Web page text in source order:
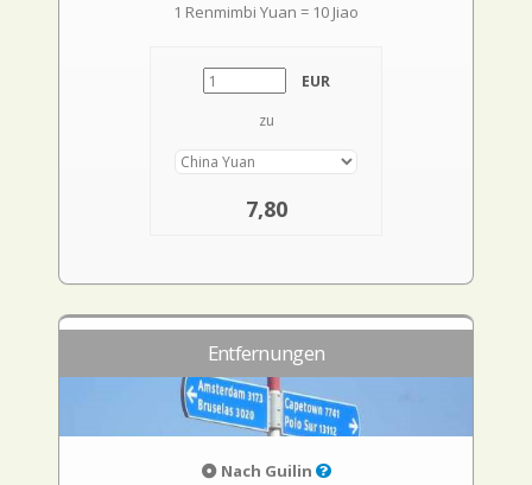
1 Renmimbi Yuan = 10 Jiao
EUR
zu
7,80
Entfernungen
Nach Guilin